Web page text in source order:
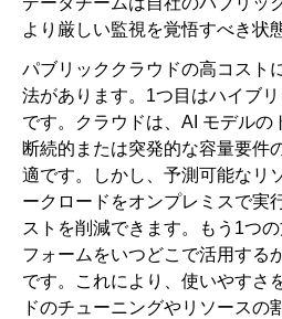
より厳しい監視を覚悟すべき状
パブリッククラウドの高コスト
法があります。1つ目はハイブ
です。クラウドは、AI モデルの
断続的または突発的な容量要件
適です。しかし、予測可能なリ
ークロードをオンプレミスで実
ストを削減できます。もう1つ
フォームをいつどこで活用する
です。これにより、使いやすさ
ドのチューニングやリソースの